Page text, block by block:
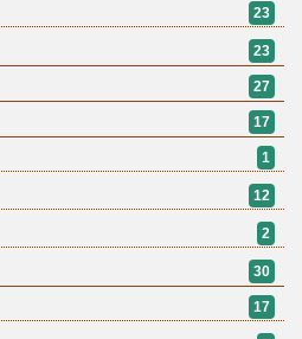
23
23
27
17
1
12
2
30
17